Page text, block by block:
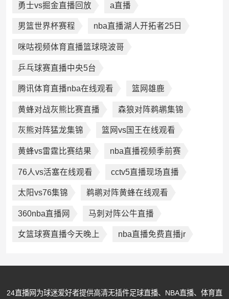
勇士vs掘金直播回放 a直播
男篮世界杯赛程 nba直播湖人开拓者25日
咪咕视频体育直播篮球晓波哥
乒乓球赛直播中央5台
腾讯体育直播nba在线观看 篮网雄鹿
黄蜂对战灰熊比赛直播 森狼对阵鹈鹕集锦
灰熊对阵猛龙集锦 篮网vs国王在线观看
黄蜂vs雷霆比赛结果 nba直播视频季前赛
76人vs活塞在线观看 cctv5直播现场直播
太阳vs76集锦 鹈鹕对阵黄蜂在线观看
360nba直播网 马刺对阵公牛直播
女篮球赛直播今天晚上 nba直播免费直播jr
24直播网为球迷爱好者提供高清无插件足球直播、NBA直播、体育直